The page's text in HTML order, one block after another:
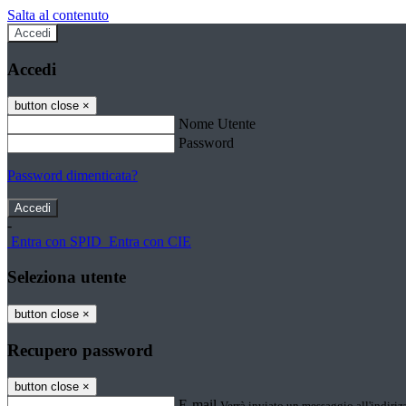
Salta al contenuto
Accedi
Accedi
button close ×
Nome Utente
Password
Password dimenticata?
-
Entra con SPID Entra con CIE
Seleziona utente
button close ×
Recupero password
button close ×